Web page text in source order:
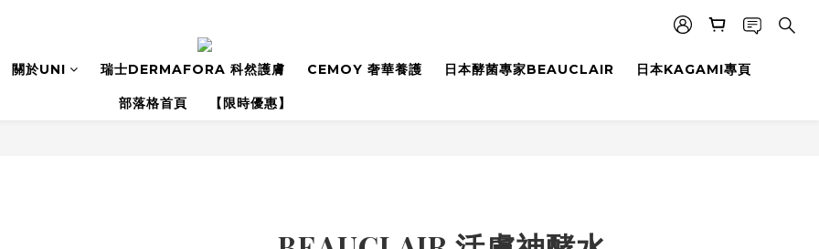
關於UNI 瑞士DERMAFORA 科然護膚 CEMOY 奢華養護 日本酵菌專家BEAUCLAIR 日本KAGAMI專頁
部落格首頁 【限時優惠】